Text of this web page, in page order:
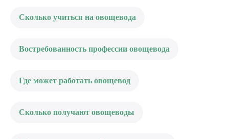
Сколько учиться на овощевода
Востребованность профессии овощевода
Где может работать овощевод
Сколько получают овощеводы